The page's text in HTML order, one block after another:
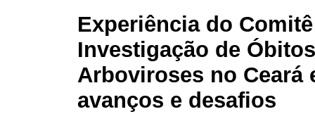
Experiência do
Investigação de
Arboviroses no Ceará
avanços e desafios